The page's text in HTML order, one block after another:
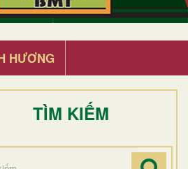
HƯƠNG
TÌM KIẾM